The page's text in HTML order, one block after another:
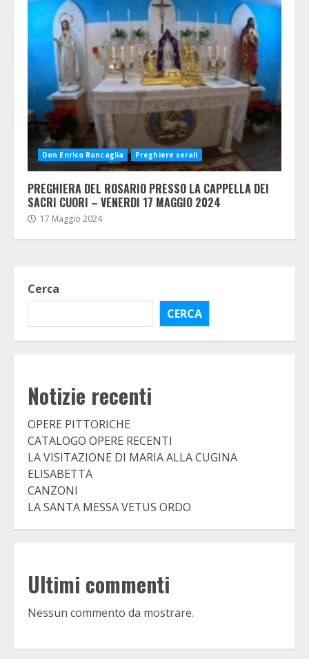
Don Enrico Roncaglia Preghiere serali
PREGHIERA DEL ROSARIO PRESSO LA CAPPELLA DEI
SACRI CUORI – VENERDI 17 MAGGIO 2024
17 Maggio 2024
Cerca
CERCA
Notizie recenti
OPERE PITTORICHE
CATALOGO OPERE RECENTI
LA VISITAZIONE DI MARIA ALLA CUGINA
ELISABETTA
CANZONI
LA SANTA MESSA VETUS ORDO
Ultimi commenti
Nessun commento da mostrare.